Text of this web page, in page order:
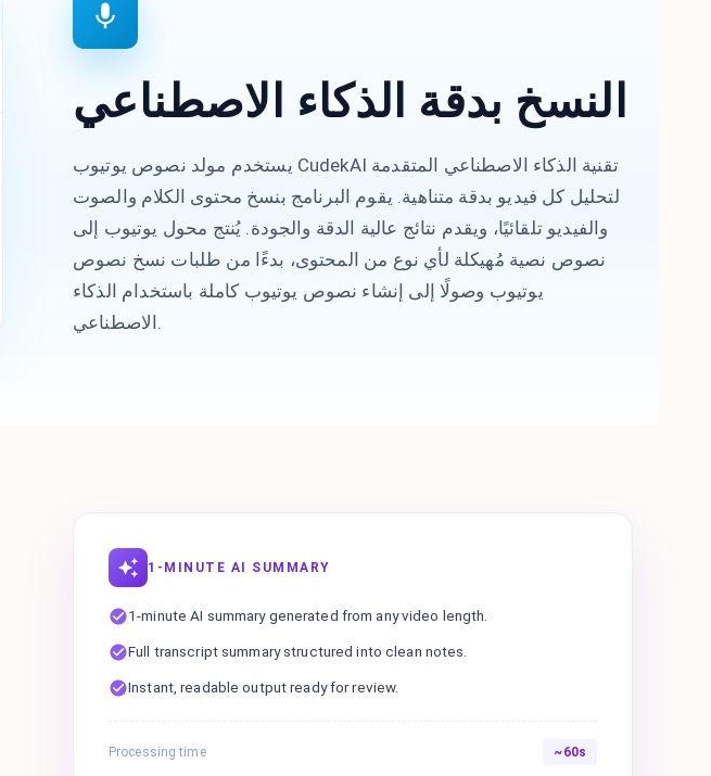
النسخ بدقة الذكاء الاصطناعي
يستخدم مولد نصوص يوتيوب CudekAI تقنية الذكاء الاصطناعي المتقدمة
لتحليل كل فيديو بدقة متناهية. يقوم البرنامج بنسخ محتوى الكلام والصوت
والفيديو تلقائيًا، ويقدم نتائج عالية الدقة والجودة. يُنتج محول يوتيوب إلى
نصوص نصية مُهيكلة لأي نوع من المحتوى، بدءًا من طلبات نسخ نصوص
يوتيوب وصولًا إلى إنشاء نصوص يوتيوب كاملة باستخدام الذكاء
الاصطناعي.
1-MINUTE AI SUMMARY
1-minute AI summary generated from any video length.
Full transcript summary structured into clean notes.
Instant, readable output ready for review.
Processing time ~60s